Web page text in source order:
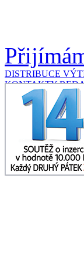
DISTRIBUCE
KONTAKTY